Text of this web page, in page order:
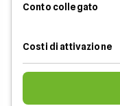
Conto collegato
Costi di attivazione